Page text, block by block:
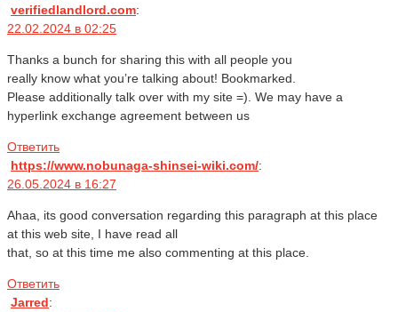
verifiedlandlord.com:
22.02.2024 в 02:25
Thanks a bunch for sharing this with all people you
really know what you’re talking about! Bookmarked.
Please additionally talk over with my site =). We may have a
hyperlink exchange agreement between us
Ответить
https://www.nobunaga-shinsei-wiki.com/:
26.05.2024 в 16:27
Ahaa, its good conversation regarding this paragraph at this place
at this web site, I have read all
that, so at this time me also commenting at this place.
Ответить
Jarred: